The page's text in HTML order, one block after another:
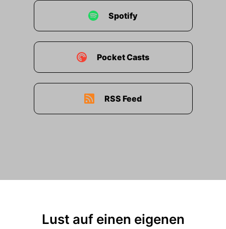
Spotify
Pocket Casts
RSS Feed
Lust auf einen eigenen